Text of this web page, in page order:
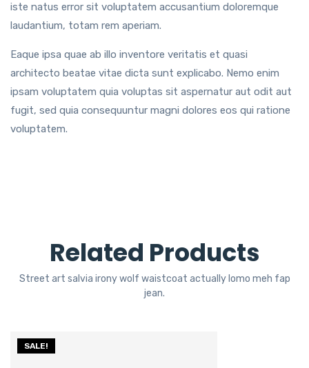
iste natus error sit voluptatem accusantium doloremque
laudantium, totam rem aperiam.
Eaque ipsa quae ab illo inventore veritatis et quasi
architecto beatae vitae dicta sunt explicabo. Nemo enim
ipsam voluptatem quia voluptas sit aspernatur aut odit aut
fugit, sed quia consequuntur magni dolores eos qui ratione
voluptatem.
Related Products
Street art salvia irony wolf waistcoat actually lomo meh fap
jean.
SALE!